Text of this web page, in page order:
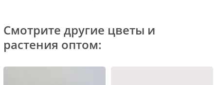
Смотрите другие цветы и
растения оптом: